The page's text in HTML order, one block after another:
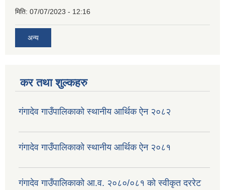
मिति: 07/07/2023 - 12:16
अन्य
कर तथा शुल्कहरु
गंगादेव गाउँपालिकाको स्थानीय आर्थिक ऐन २०८२
गंगादेव गाउँपालिकाको स्थानीय आर्थिक ऐन २०८१
गंगादेव गाउँपालिकाको आ.व. २०८०/०८१ को स्वीकृत दररेट